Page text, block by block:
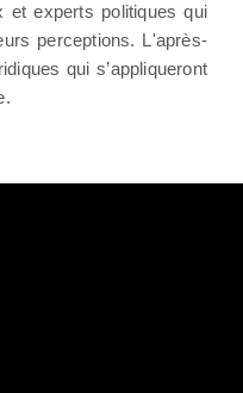
et experts politiques qui
perceptions. L'après-
qui s’appliqueront